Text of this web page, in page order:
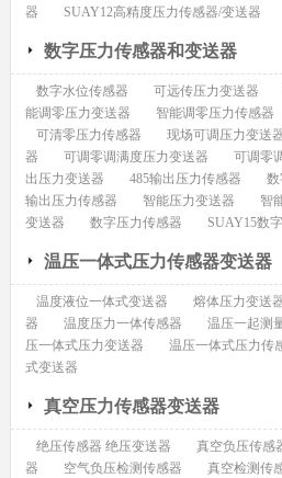
器
SUAY12高精度压力传感器/变送器
数字压力传感器和变送器
数字水位传感器 可远传压力变送器
能调零压力变送器
智能调零压力传感器
可清零压力传感器
现场可调压力变送
器
可调零调满度压力变送器 可调零
出压力变送器
485输出压力传感器 数
输出压力传感器
智能压力变送器 智
变送器
数字压力传感器 SUAY15数
温压一体式压力传感器变送器
温度液位一体式变送器 熔体压力变送
器
温度压力一体传感器 温压一起测
压一体式压力变送器
温压一体式压力传
式变送器
真空压力传感器变送器
绝压传感器 绝压变送器 真空负压传感
器
空气负压检测传感器 真空检测传